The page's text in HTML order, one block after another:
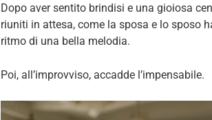
Dopo aver sentito brindisi e una gioiosa
riuniti in attesa, come la sposa e lo sposo
ritmo di una bella melodia.
Poi, all’improvviso, accadde l’impensabile.